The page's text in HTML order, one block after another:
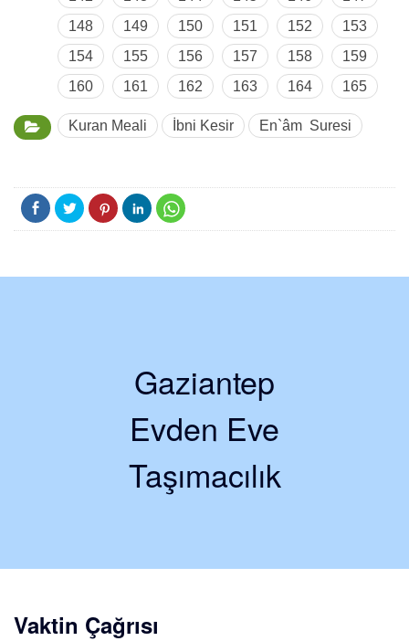
148
149 150 151 152
153
154
155 156 157 158
159
160
161 162 163 164 165
Kuran Meali İbni Kesir En`âm Suresi
Gaziantep
Evden Eve
Taşımacılık
Vaktin Çağrısı